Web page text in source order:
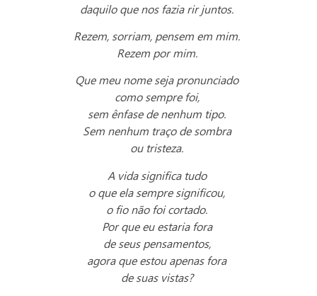
daquilo que nos fazia rir juntos.
Rezem, sorriam, pensem em mim.
Rezem por mim.
Que meu nome seja pronunciado
como sempre foi,
sem ênfase de nenhum tipo.
Sem nenhum traço de sombra
ou tristeza.
A vida significa tudo
o que ela sempre significou,
o fio não foi cortado.
Por que eu estaria fora
de seus pensamentos,
agora que estou apenas fora
de suas vistas?